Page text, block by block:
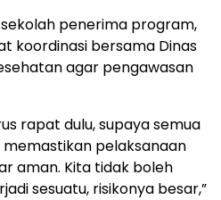
penerima program,
koordinasi bersama Dinas
agar pengawasan
rapat dulu, supaya semua
pelaksanaan
aman. Kita tidak boleh
sesuatu, risikonya besar,”